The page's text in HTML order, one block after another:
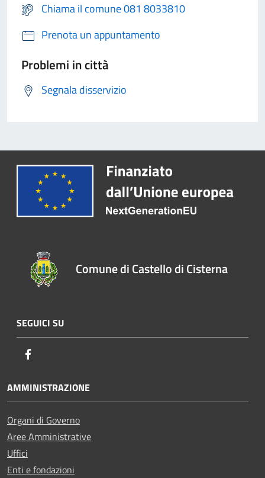
Chiama il comune 081 8033810
Prenota un appuntamento
Problemi in città
Segnala disservizio
Comune di Castello di Cisterna
SEGUICI SU
AMMINISTRAZIONE
Organi di Governo
Aree Amministrative
Uffici
Enti e fondazioni